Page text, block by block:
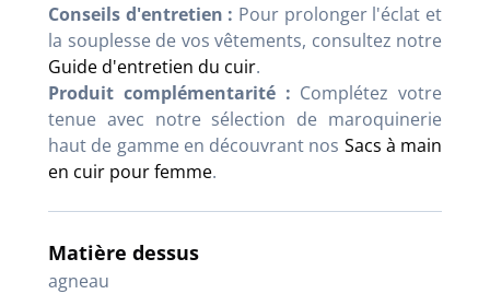
Conseils d'entretien : Pour prolonger l'éclat et
la souplesse de vos vêtements, consultez notre
Guide d'entretien du cuir.
Produit complémentarité : Complétez votre
tenue avec notre sélection de maroquinerie
haut de gamme en découvrant nos Sacs à main
en cuir pour femme.
Matière dessus
agneau